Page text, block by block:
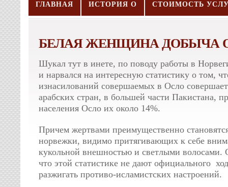
ГЛАВНАЯ ИСТОРИЯ О СТОИМОСТЬ
БЕЛАЯ ЖЕНЩИНА ДОБЫЧА
Шукал тут в инете, по поводу работы в
и нарвался на интересную статистику о том,
изнасилований совершаемых в Осло
арабских стран, в большей части Пакистана,
населения Осло их около 14%.
Причем жертвами преимущественно
норвежки, видимо притягивающих к себе
кукольной внешностью и светлыми волосами.
что этой статистике не дают официального
разжигать противо-исламистских настроений.